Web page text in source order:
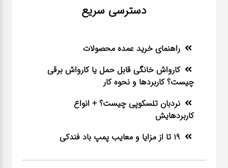
دسترسی سریع
راهنمای خرید عمده محصولات
کارواش خانگی قابل حمل یا کارواش برقی
چیست؟ کاربردها و نحوه کار
نردبان تلسکوپی چیست؟ + انواع
کاربردهایش
19 تا از مزایا و معایب پمپ باد فندکی